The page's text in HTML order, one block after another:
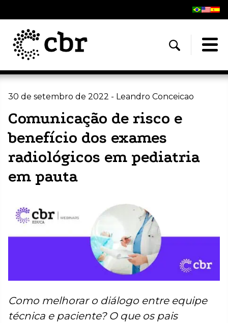
30 de setembro de 2022 - Leandro Conceicao
Comunicação de risco e
benefício dos exames
radiológicos em pediatria
em pauta
Como melhorar o diálogo entre equipe
técnica e paciente? O que os pais